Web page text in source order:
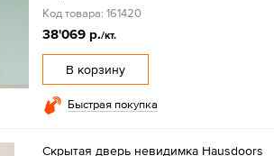
Код товара: 161420
38'069 р./кт.
В корзину
Быстрая покупка
Скрытая дверь невидимка Hausdoors